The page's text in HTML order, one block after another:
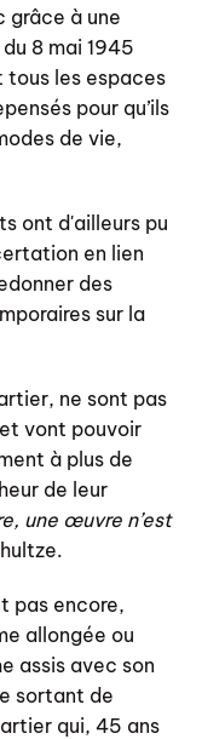
grâce à une
8 mai 1945
tous les espaces
pour qu’ils
de vie,
ont d'ailleurs pu
en lien
des
sur la
ne sont pas
vont pouvoir
à plus de
de leur
une œuvre n’est
pas encore,
allongée ou
assis avec son
sortant de
qui, 45 ans